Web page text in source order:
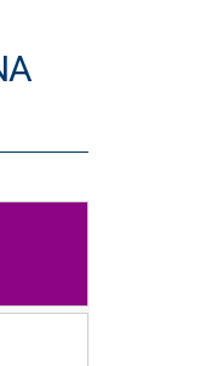
Cliente
700
- Suramérica
Sobornos